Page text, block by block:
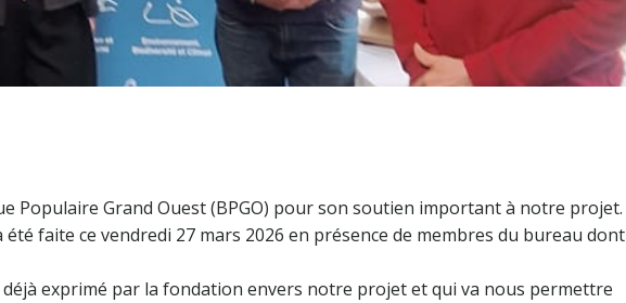
Populaire Grand Ouest (BPGO) pour son soutien important à notre projet.
été faite ce vendredi 27 mars 2026 en présence de membres du bureau dont
déjà exprimé par la fondation envers notre projet et qui va nous permettre